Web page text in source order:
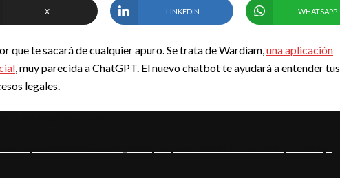
X LINKEDIN WHATSAPP
que te sacará de cualquier apuro. Se trata de Wardiam,una aplicación
, muy parecida a ChatGPT. El nuevo chatbot te ayudará a entender tus
legales.